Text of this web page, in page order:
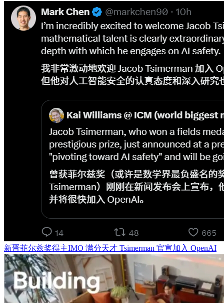
新晋菲尔兹奖得主IMO 满分天才 Tsimerman 官宣加入 OpenAI